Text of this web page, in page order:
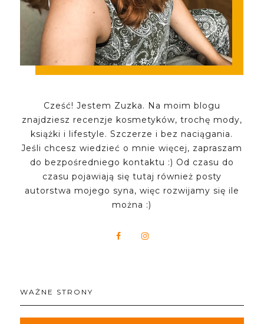
Cześć! Jestem Zuzka. Na moim blogu
znajdziesz recenzje kosmetyków, trochę mody,
książki i lifestyle. Szczerze i bez naciągania.
Jeśli chcesz wiedzieć o mnie więcej, zapraszam
do bezpośredniego kontaktu :) Od czasu do
czasu pojawiają się tutaj również posty
autorstwa mojego syna, więc rozwijamy się ile
można :)
WAŻNE STRONY